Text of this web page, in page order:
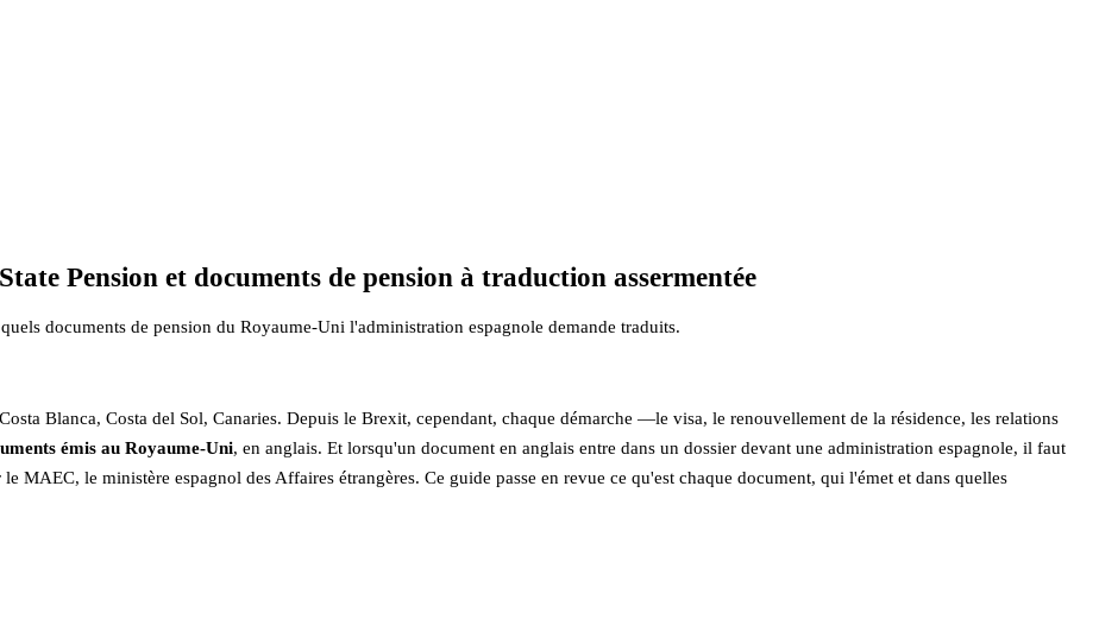
Pension et documents de pension à traduction assermentée
documents de pension du Royaume-Uni l'administration espagnole demande traduits.
Blanca, Costa del Sol, Canaries. Depuis le Brexit, cependant, chaque démarche —le visa, le renouvellement de la résidence, les relations
émis au Royaume-Uni, en anglais. Et lorsqu'un document en anglais entre dans un dossier devant une administration espagnole, il faut
MAEC, le ministère espagnol des Affaires étrangères. Ce guide passe en revue ce qu'est chaque document, qui l'émet et dans quelles